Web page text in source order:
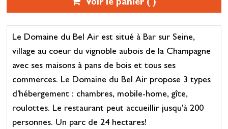
Voir le panier ( )
Le Domaine du Bel Air est situé à Bar sur Seine,
village au coeur du vignoble aubois de la Champagne
avec ses maisons à pans de bois et tous ses
commerces. Le Domaine du Bel Air propose 3 types
d'hébergement : chambres, mobile-home, gîte,
roulottes. Le restaurant peut accueillir jusqu'à 200
personnes. Un parc de 24 hectares!